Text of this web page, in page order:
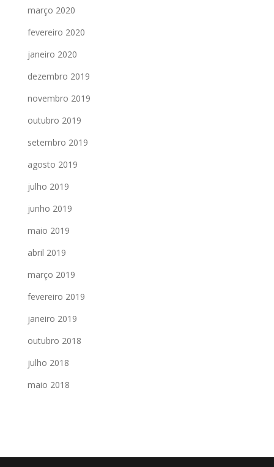
março 2020
fevereiro 2020
janeiro 2020
dezembro 2019
novembro 2019
outubro 2019
setembro 2019
agosto 2019
julho 2019
junho 2019
maio 2019
abril 2019
março 2019
fevereiro 2019
janeiro 2019
outubro 2018
julho 2018
maio 2018